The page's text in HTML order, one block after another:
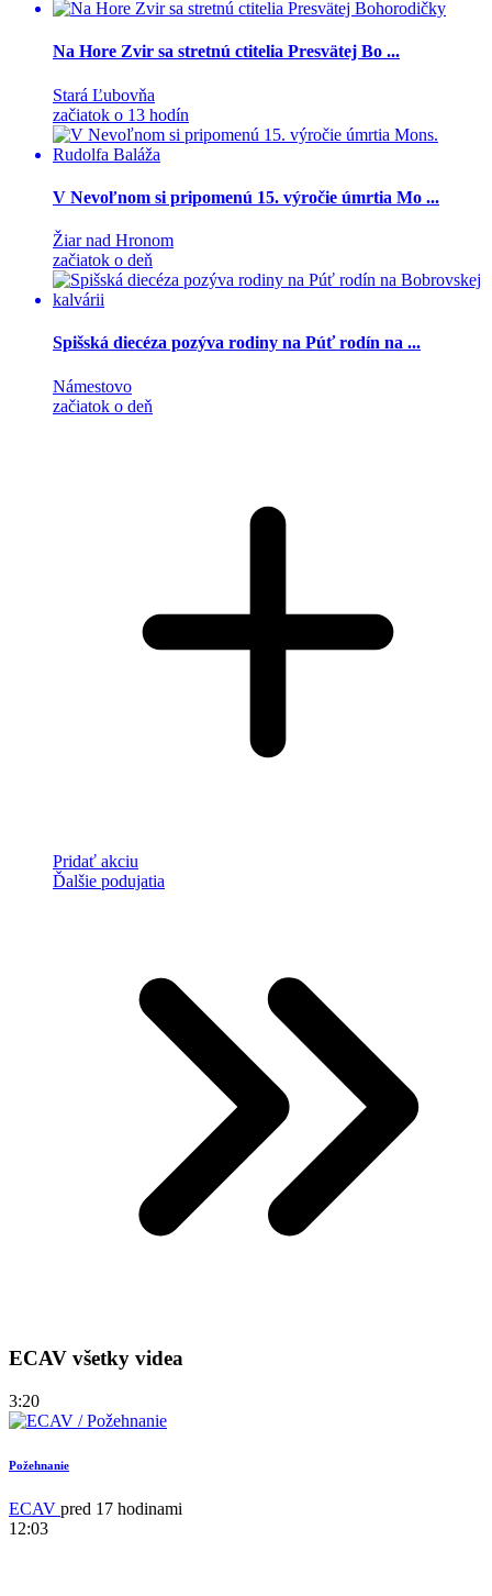
Na Hore Zvir sa stretnú ctitelia Presvätej Bo ...
Stará Ľubovňa
začiatok o 13 hodín
V Nevoľnom si pripomenú 15. výročie úmrtia Mo ...
Žiar nad Hronom
začiatok o deň
Spišská diecéza pozýva rodiny na Púť rodín na ...
Námestovo
začiatok o deň
Pridať akciu
Ďalšie podujatia
ECAV všetky videa
3:20
Požehnanie
ECAV pred 17 hodinami
12:03